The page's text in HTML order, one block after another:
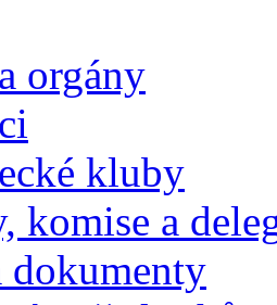
orgány
kluby
komise a
dokumenty